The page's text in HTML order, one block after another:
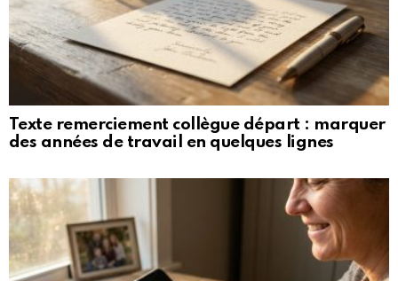
Texte remerciement collègue départ : marquer
des années de travail en quelques lignes